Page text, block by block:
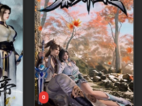
Tập 20
Tập 21
Tập 22
Tập 23
Tập 24
Tập 25
0